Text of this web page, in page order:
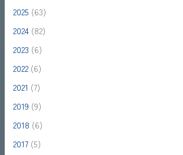
2025 (63)
2024 (82)
2023 (6)
2022 (6)
2021 (7)
2019 (9)
2018 (6)
2017 (5)